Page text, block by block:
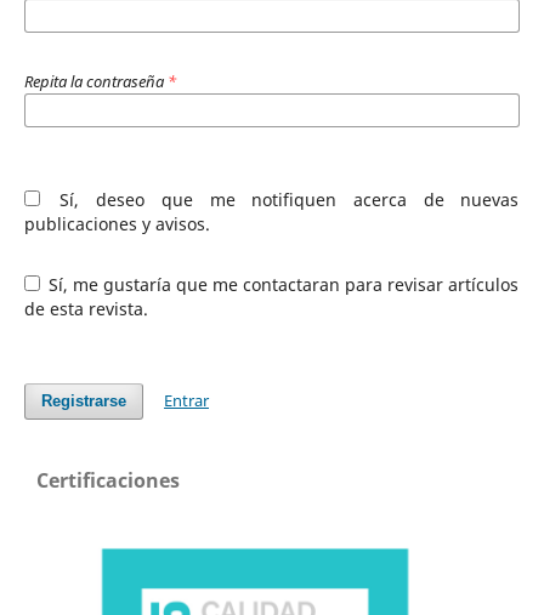
Repita la contraseña *
Sí, deseo que me notifiquen acerca de nuevas
publicaciones y avisos.
Sí, me gustaría que me contactaran para revisar artículos
de esta revista.
Registrarse Entrar
Certificaciones